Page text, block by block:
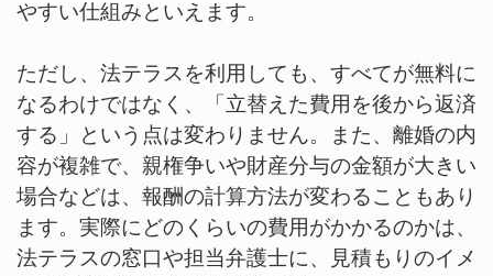
やすい仕組みといえます。
ただし、法テラスを利用しても、すべてが無料に
なるわけではなく、「立替えた費用を後から返済
する」という点は変わりません。また、離婚の内
容が複雑で、親権争いや財産分与の金額が大きい
場合などは、報酬の計算方法が変わることもあり
ます。実際にどのくらいの費用がかかるのかは、
法テラスの窓口や担当弁護士に、見積もりのイメ